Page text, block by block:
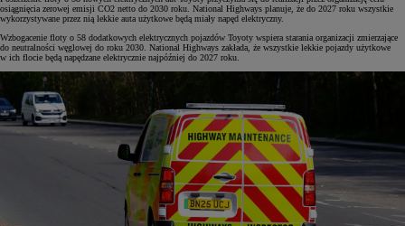
osiągnięcia zerowej emisji CO2 netto do 2030 roku. National Highways planuje, że do 2027 roku wszystkie
wykorzystywane przez nią lekkie auta użytkowe będą miały napęd elektryczny.
Wzbogacenie floty o 58 dodatkowych elektrycznych pojazdów Toyoty wspiera starania organizacji zmierzające
do neutralności węglowej do roku 2030. National Highways zakłada, że wszystkie lekkie pojazdy użytkowe
w ich flocie będą napędzane elektrycznie najpóźniej do 2027 roku.